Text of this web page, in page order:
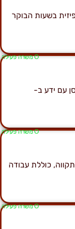
בשעות הבוקר
Ο משרה פעילה
עם ידע ב-
Ο משרה פעילה
כוללת עבודה
Ο משרה פעילה